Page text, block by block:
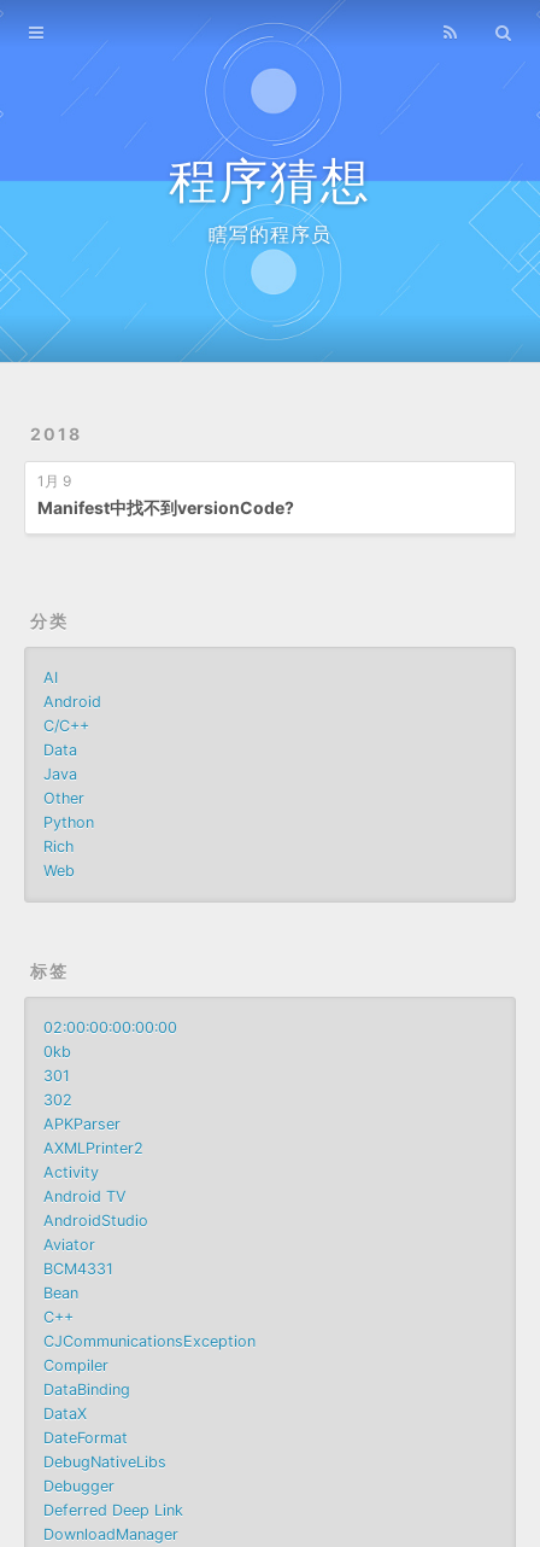
程序猜想
瞎写的程序员
2018
1月 9
Manifest中找不到versionCode?
分类
AI
Android
C/C++
Data
Java
Other
Python
Rich
Web
标签
02:00:00:00:00:00
0kb
301
302
APKParser
AXMLPrinter2
Activity
Android TV
AndroidStudio
Aviator
BCM4331
Bean
C++
CJCommunicationsException
Compiler
DataBinding
DataX
DateFormat
DebugNativeLibs
Debugger
Deferred Deep Link
DownloadManager
Home